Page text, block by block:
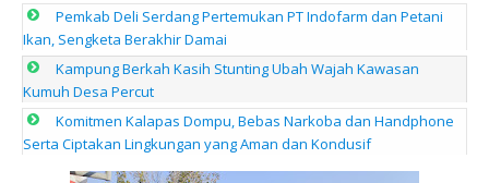
Pemkab Deli Serdang Pertemukan PT Indofarm dan Petani
Ikan, Sengketa Berakhir Damai
Kampung Berkah Kasih Stunting Ubah Wajah Kawasan
Kumuh Desa Percut
Komitmen Kalapas Dompu, Bebas Narkoba dan Handphone
Serta Ciptakan Lingkungan yang Aman dan Kondusif